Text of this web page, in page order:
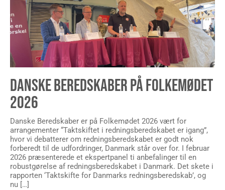
DANSKE BEREDSKABER PÅ FOLKEMØDET
2026
Danske Beredskaber er på Folkemødet 2026 vært for
arrangementer “Taktskiftet i redningsberedskabet er igang”,
hvor vi debatterer om redningsberedskabet er godt nok
forberedt til de udfordringer, Danmark står over for. I februar
2026 præsenterede et ekspertpanel ti anbefalinger til en
robustgørelse af redningsberedskabet i Danmark. Det skete i
rapporten ‘Taktskifte for Danmarks redningsberedskab’, og
nu […]